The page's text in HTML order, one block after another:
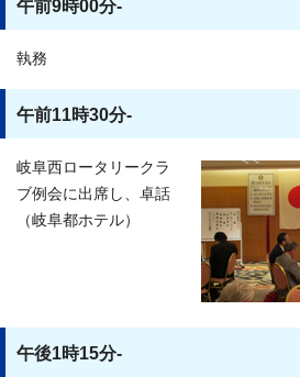
午前9時00分-
執務
午前11時30分-
岐阜西ロータリークラ
ブ例会に出席し、卓話
（岐阜都ホテル）
午後1時15分-